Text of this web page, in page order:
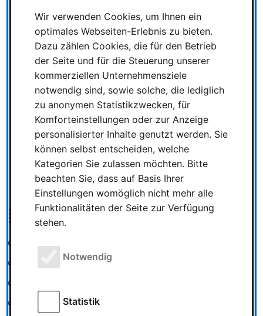
fest
Spiel des Jahres 2026:
Dito!, Die Insel der Mookies und Rebirth
gewinnen 12 Juli 2026 | Nicole Nowitzki |
Geschätze Lesezeit: 3 Minuten Die Gewinner
stehen fest: Bei der Preisverleihung am 12.
Juli …
23
Kategorien
Spielzeug
Wir verwenden Cookies, um Ihnen ein
optimales Webseiten-Erlebnis zu bieten.
Dazu zählen Cookies, die für den Betrieb
der Seite und für die Steuerung unserer
kommerziellen Unternehmensziele
notwendig sind, sowie solche, die lediglich
zu anonymen Statistikzwecken, für
Komforteinstellungen oder zur Anzeige
personalisierter Inhalte genutzt werden. Sie
können selbst entscheiden, welche
Kategorien Sie zulassen möchten. Bitte
beachten Sie, dass auf Basis Ihrer
Einstellungen womöglich nicht mehr alle
Funktionalitäten der Seite zur Verfügung
stehen.
Notwendig
Statistik